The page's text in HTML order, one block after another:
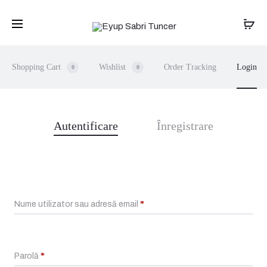
2 zile.
Shopping Cart 0 Wishlist 0 Order Tracking Login
c
c
Autentificare Înregistrare
Nume utilizator sau adresă email *Obligatoriu
Parolă *Obligatoriu